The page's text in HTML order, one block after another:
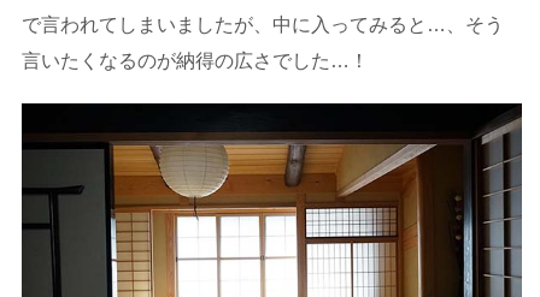
で言われてしまいましたが、中に入ってみると…、そう
言いたくなるのが納得の広さでした…！